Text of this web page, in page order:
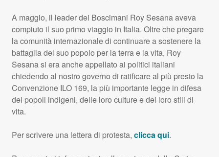
A maggio, il leader dei Boscimani Roy Sesana aveva
compiuto il suo primo viaggio in Italia. Oltre che pregare
la comunità internazionale di continuare a sostenere la
battaglia del suo popolo per la terra e la vita, Roy
Sesana si era anche appellato ai politici italiani
chiedendo al nostro governo di ratificare al più presto la
Convenzione ILO 169, la più importante legge in difesa
dei popoli indigeni, delle loro culture e dei loro stili di
vita.
Per scrivere una lettera di protesta, clicca qui.